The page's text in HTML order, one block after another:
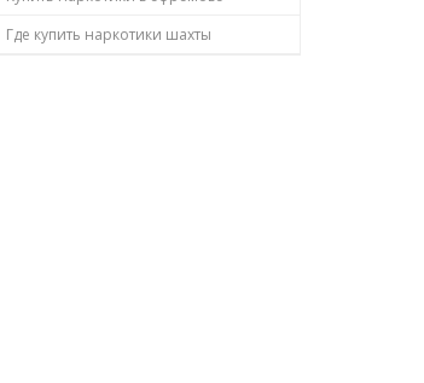
Где купить наркотики шахты